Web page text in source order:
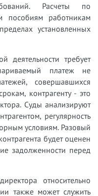
Расчеты по
пособиям работникам
установленных
деятельности требует
платеж не
совершавшихся
контрагенту - это
Суды анализируют
регулярность
условиям. Разовый
будет оценен
задолженности перед
относительно
также может служить